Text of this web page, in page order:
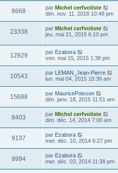
8668 par Michel cerfvoliste
dim. nov. 11, 2018 10:48 pm
23338 par Michel cerfvoliste
jeu. mai 21, 2015 6:10 pm
12929 par Ezabora
ven. mai 15, 2015 1:38 pm
10543 par LEMAN_Jean-Pierre
lun. mai 04, 2015 10:39 am
15688 par MauricePoisson
dim. janv. 18, 2015 11:51 am
8403 par Michel cerfvoliste
dim. déc. 14, 2014 7:00 am
9137 par Ezabora
mer. déc. 10, 2014 6:27 pm
9994 par Ezabora
mer. déc. 03, 2014 11:38 pm